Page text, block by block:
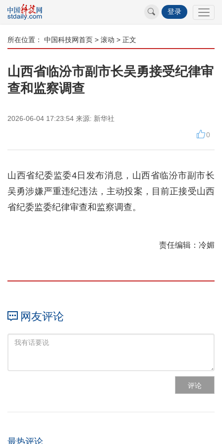
登录
所在位置： 中国科技网首页 > 滚动 > 正文
山西省临汾市副市长吴勇接受纪律审
查和监察调查
2026-06-04 17:23:54 来源: 新华社
0
山西省纪委监委4日发布消息，山西省临汾市副市长
吴勇涉嫌严重违纪违法，主动投案，目前正接受山西
省纪委监委纪律审查和监察调查。
责任编辑：冷媚
网友评论
评论
最热评论